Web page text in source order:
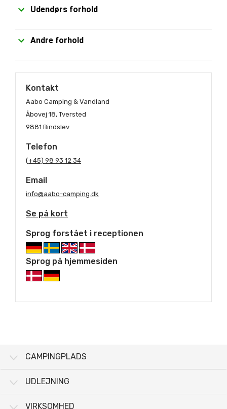
Udendørs forhold
Andre forhold
Kontakt
Aabo Camping & Vandland
Åbovej 18, Tversted
9881 Bindslev
Telefon
(+45) 98 93 12 34
Email
info@aabo-camping.dk
Se på kort
Sprog forstået i receptionen
Sprog på hjemmesiden
CAMPINGPLADS
UDLEJNING
VIRKSOMHED